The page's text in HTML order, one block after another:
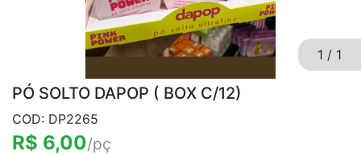
1 / 1
PÓ SOLTO DAPOP ( BOX C/12)
COD: DP2265
R$ 6,00/pç